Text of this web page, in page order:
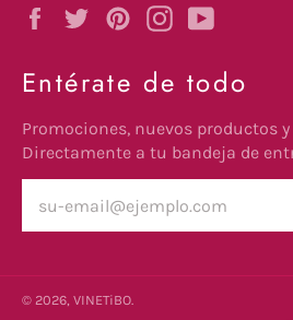
FacebookTwitterPinterestInstagram
Entérate de todo
Promociones, nuevos productos
Directamente a tu bandeja de
© 2026, VINETiBO.